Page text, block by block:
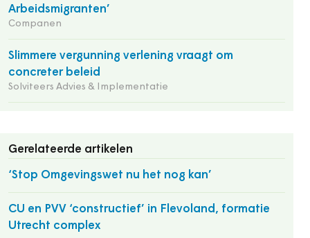
Arbeidsmigranten’
Companen
Slimmere vergunning verlening vraagt om
concreter beleid
Solviteers Advies & Implementatie
Gerelateerde artikelen
‘Stop Omgevingswet nu het nog kan’
CU en PVV ‘constructief’ in Flevoland, formatie
Utrecht complex